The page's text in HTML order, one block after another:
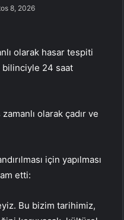
8, 2026
olarak hasar tespiti
bilinciyle 24 saat
olarak çadır ve
için yapılması
etti:
Bu bizim tarihimiz,